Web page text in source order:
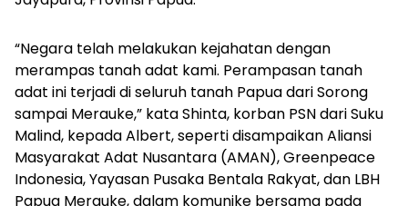
“Negara telah melakukan kejahatan dengan
merampas tanah adat kami. Perampasan tanah
adat ini terjadi di seluruh tanah Papua dari Sorong
sampai Merauke,” kata Shinta, korban PSN dari Suku
Malind, kepada Albert, seperti disampaikan Aliansi
Masyarakat Adat Nusantara (AMAN), Greenpeace
Indonesia, Yayasan Pusaka Bentala Rakyat, dan LBH
Papua Merauke, dalam komunike bersama pada